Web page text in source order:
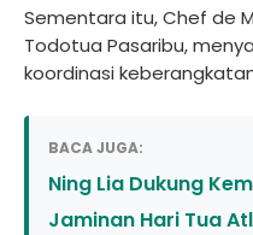
Sementara itu, Chef de
Todotua Pasaribu,
koordinasi
BACA JUGA:
Ning Lia Dukung
Jaminan Hari Tua